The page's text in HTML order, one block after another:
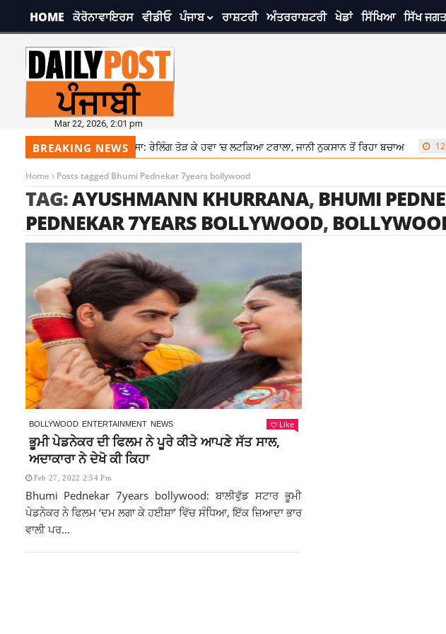
HOME ਕੋਰੋਨਾਵਾਇਰਸ ਵੀਡੀਓ ਪੰਜਾਬ ਰਾਸ਼ਟਰੀ ਅੰਤਰਰਾਸ਼ਟਰੀ ਖੇਡਾਂ ਸਿੱਖਿਆ ਸਿੱਖ ਜਗਤ
Mar 22, 2026, 2:01 pm
BREAKING NEWS
ਫਿਲੌਰ ਹਾਈਵੇਅ ‘ਤੇ ਵੱਡਾ ਹਾਦਸਾ: ਰੇਲਿੰਗ ਤੋੜ ਕੇ ਹਵਾ ‘ਚ ਲਟਕਿਆ ਟਰਾਲਾ, ਜਾਨੀ ਨੁਕਸਾਨ ਤੋਂ ਰਿਹਾ ਬਚਾਅ
Home Posts tagged Bhumi Pednekar 7years bollywood
TAG:AYUSHMANN KHURRANA, BHUMI
PEDNEKAR 7YEARS BOLLYWOOD,
BOLLYWOOD ENTERTAINMENT NEWS Like
ਭੂਮੀ ਪੇਡਨੇਕਰ ਦੀ ਫਿਲਮ ਨੇ ਪੂਰੇ ਕੀਤੇ ਆਪਣੇ ਸੱਤ ਸਾਲ,
ਅਦਾਕਾਰਾ ਨੇ ਦੇਖੋ ਕੀ ਕਿਹਾ
Feb 27, 2022 2:54 Pm
Bhumi Pednekar 7years bollywood: ਬਾਲੀਵੁੱਡ ਸਟਾਰ ਭੂਮੀ
ਪੇਡਨੇਕਰ ਨੇ ਫਿਲਮ ‘ਦਮ ਲਗਾ ਕੇ ਹਈਸ਼ਾ’ ਵਿੱਚ ਸੰਧਿਆ, ਇੱਕ ਜ਼ਿਆਦਾ ਭਾਰ
ਵਾਲੀ ਪਰ...